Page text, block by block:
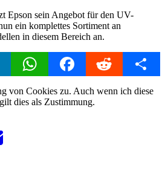
Epson sein Angebot für den UV-
ein komplettes Sortiment an
in diesem Bereich an.
WhatsAppFacebookReddit Share
von Cookies zu. Auch wenn ich diese
dies als Zustimmung.